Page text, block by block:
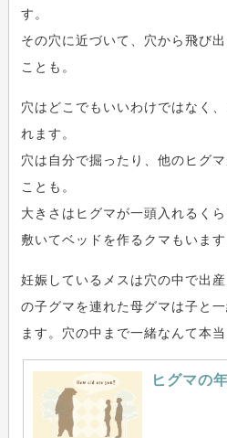
す。
その穴に近づいて、穴から飛び
ことも。
穴はどこでもいいわけではなく
れます。
穴は自分で掘ったり、他のヒグ
ことも。
大きさはヒグマが一頭入れるく
敷いてベッドを作るクマもいます
妊娠しているメスは穴の中で出
の子グマを連れた母グマは子と
ます。穴の中まで一緒なんて本
ヒグマの